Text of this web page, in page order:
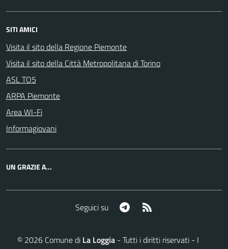
SITI AMICI
Visita il sito della Regione Piemonte
Visita il sito della Città Metropolitana di Torino
ASL TO5
ARPA Piemonte
Area WI-Fi
Informagiovani
UN GRAZIE A...
Seguici su Telegram
© 2026Comune di La Loggia- Tutti i diritti riservati - I